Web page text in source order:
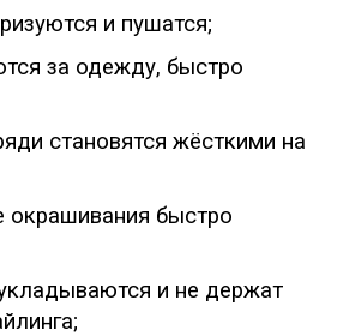
и пушатся;
за одежду, быстро
становятся жёсткими на
окрашивания быстро
и не держат